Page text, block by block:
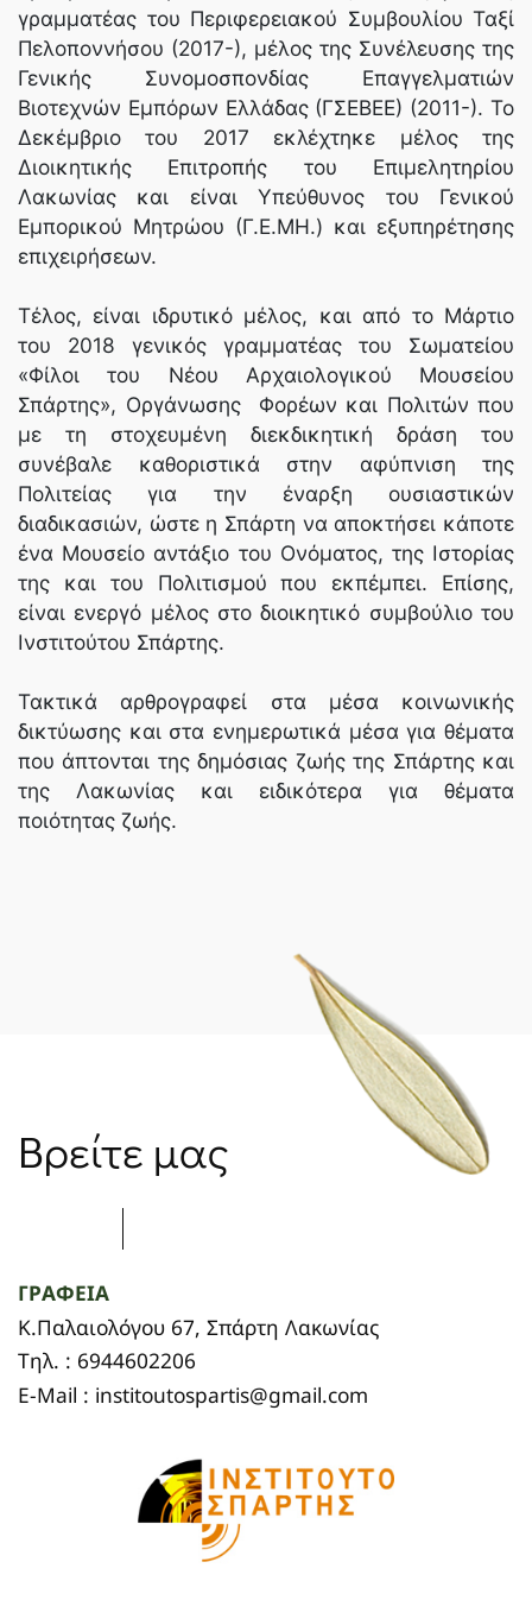
γραμματέας του Περιφερειακού Συμβουλίου Ταξί
Πελοποννήσου (2017-), μέλος της Συνέλευσης της
Γενικής Συνομοσπονδίας Επαγγελματιών
Βιοτεχνών Εμπόρων Ελλάδας (ΓΣΕΒΕΕ) (2011-). Το
Δεκέμβριο του 2017 εκλέχτηκε μέλος της
Διοικητικής Επιτροπής του Επιμελητηρίου
Λακωνίας και είναι Υπεύθυνος του Γενικού
Εμπορικού Μητρώου (Γ.Ε.ΜΗ.) και εξυπηρέτησης
επιχειρήσεων.
Τέλος, είναι ιδρυτικό μέλος, και από το Μάρτιο
του 2018 γενικός γραμματέας του Σωματείου
«Φίλοι του Νέου Αρχαιολογικού Μουσείου
Σπάρτης», Οργάνωσης Φορέων και Πολιτών που
με τη στοχευμένη διεκδικητική δράση του
συνέβαλε καθοριστικά στην αφύπνιση της
Πολιτείας για την έναρξη ουσιαστικών
διαδικασιών, ώστε η Σπάρτη να αποκτήσει κάποτε
ένα Μουσείο αντάξιο του Ονόματος, της Ιστορίας
της και του Πολιτισμού που εκπέμπει. Επίσης,
είναι ενεργό μέλος στο διοικητικό συμβούλιο του
Ινστιτούτου Σπάρτης.
Τακτικά αρθρογραφεί στα μέσα κοινωνικής
δικτύωσης και στα ενημερωτικά μέσα για θέματα
που άπτονται της δημόσιας ζωής της Σπάρτης και
της Λακωνίας και ειδικότερα για θέματα
ποιότητας ζωής.
Βρείτε μας
ΓΡΑΦΕΙΑ
Κ.Παλαιολόγου 67, Σπάρτη Λακωνίας
Τηλ. : 6944602206
E-Mail : institoutospartis@gmail.com